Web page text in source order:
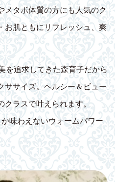
メタボ体質の方にも人気のク
お肌ともにリフレッシュ、爽
を追求してきた森育子だから
ササイズ。ヘルシー＆ビュー
クラスで叶えられます。
味わえないウォームパワー